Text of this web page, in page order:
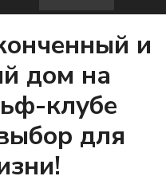
и
дом на
клубе
для